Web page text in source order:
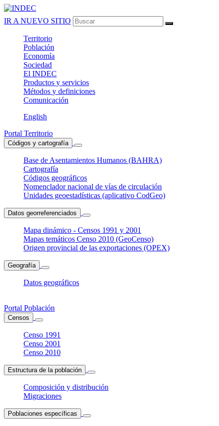
IR A NUEVO SITIO
Territorio
Población
Economía
Sociedad
El INDEC
Productos y servicios
Métodos y definiciones
Comunicación
English
Portal Territorio
Códigos y cartografía
Base de Asentamientos Humanos (BAHRA)
Cartografía
Códigos geográficos
Nomenclador nacional de vías de circulación
Unidades geoestadísticas (aplicativo CodGeo)
Datos georreferenciados
Mapa dinámico - Censos 1991 y 2001
Mapas temáticos Censo 2010 (GeoCenso)
Origen provincial de las exportaciones (OPEX)
Geografía
Datos geográficos
Portal Población
Censos
Censo 1991
Censo 2001
Censo 2010
Estructura de la población
Composición y distribución
Migraciones
Poblaciones específicas